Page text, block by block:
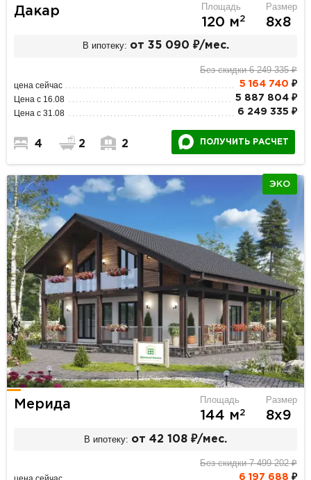
Дакар Площадь
120 м2
Размер
8х8
В ипотеку: от 35 090 ₽/мес.
Без скидки 6 249 335 ₽
цена сейчас 5 164 740 ₽
Цена с 16.08 5 887 804 ₽
Цена с 31.08 6 249 335 ₽
4 2 2 ПОЛУЧИТЬ РАСЧЕТ
ЭКО
Мерида Площадь
144 м2
Размер
8х9
В ипотеку: от 42 108 ₽/мес.
Без скидки 7 499 202 ₽
6 197 688 ₽